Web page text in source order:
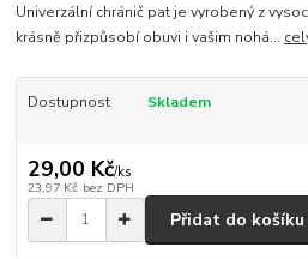
Univerzální chránič pat je vyrobený z
krásně přizpůsobí obuvi i vašim nohá...
Dostupnost Skladem
29,00 Kč/ks
23,97 Kč bez DPH
Přidat do košíku